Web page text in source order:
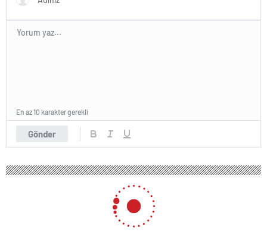
Gönder
En az 10 karakter gerekli